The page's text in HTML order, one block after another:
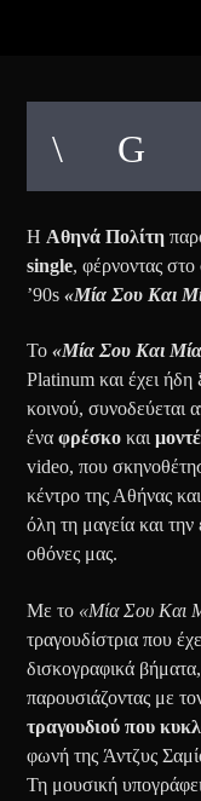
Η Αθηνά Πολίτη
single, φέρνοντας
’90s«Μία Σου Και
Το«Μία Σου Και
Platinum και έχει ήδη
κοινού, συνοδεύεται
έναφρέσκο και
video, που
κέντρο της Αθήνας
όλη τη μαγεία και την
οθόνες μας.
Με το «Μία Σου Και
τραγουδίστρια που
δισκογραφικά
παρουσιάζοντας με
τραγουδιού που
φωνή της Άντζυς
Τη μουσική